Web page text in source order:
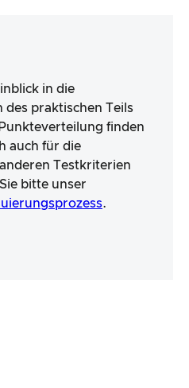
in die
praktischen Teils
finden
auch für die
Testkriterien
bitte unser
.